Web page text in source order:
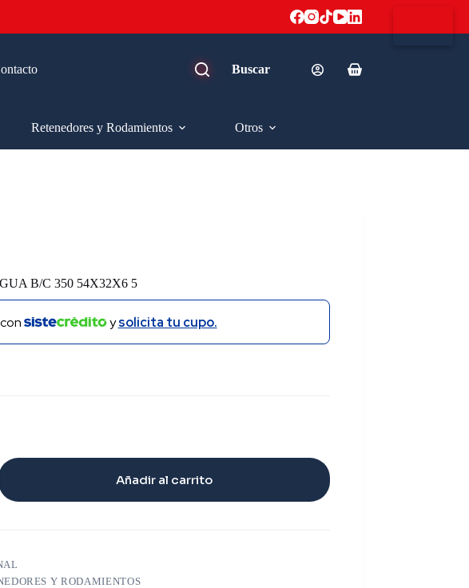
Carro
Retenedores y Rodamientos Otros
B/C 350 54X32X6 5
ysolicita tu cupo.
Añadir al carrito
Y RODAMIENTOS